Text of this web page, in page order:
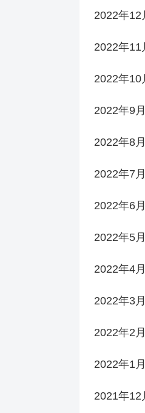
2022年12
2022年11
2022年10
2022年9月
2022年8月
2022年7月
2022年6月
2022年5月
2022年4月
2022年3月
2022年2月
2022年1月
2021年12